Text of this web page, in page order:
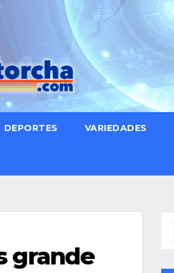
DEPORTES VARIEDADES
grande